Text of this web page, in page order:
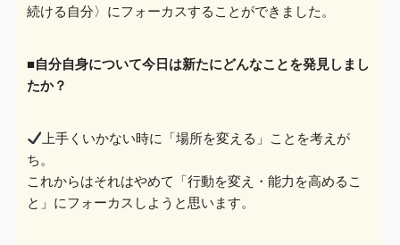
続ける自分〉にフォーカスすることができました。
■自分自身について今日は新たにどんなことを発見しまし
たか？
上手くいかない時に「場所を変える」ことを考えが
ち。
これからはそれはやめて「行動を変え・能力を高めるこ
と」にフォーカスしようと思います。